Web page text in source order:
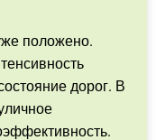
положено.
дорог. В